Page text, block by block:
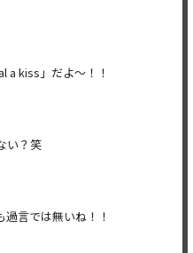
a kiss」だよ〜！！
い？笑
言では無いね！！